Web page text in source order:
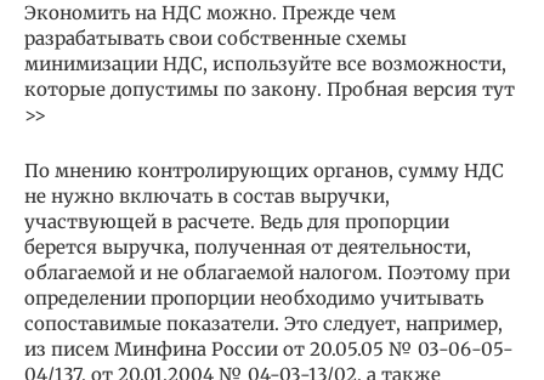
Экономить на НДС можно. Прежде чем
разрабатывать свои собственные схемы
минимизации НДС, используйте все возможности,
которые допустимы по закону. Пробная версия тут
>>
По мнению контролирующих органов, сумму НДС
не нужно включать в состав выручки,
участвующей в расчете. Ведь для пропорции
берется выручка, полученная от деятельности,
облагаемой и не облагаемой налогом. Поэтому при
определении пропорции необходимо учитывать
сопоставимые показатели. Это следует, например,
из писем Минфина России от 20.05.05 № 03-06-05-
04/137, от 20.01.2004 № 04-03-13/02, а также